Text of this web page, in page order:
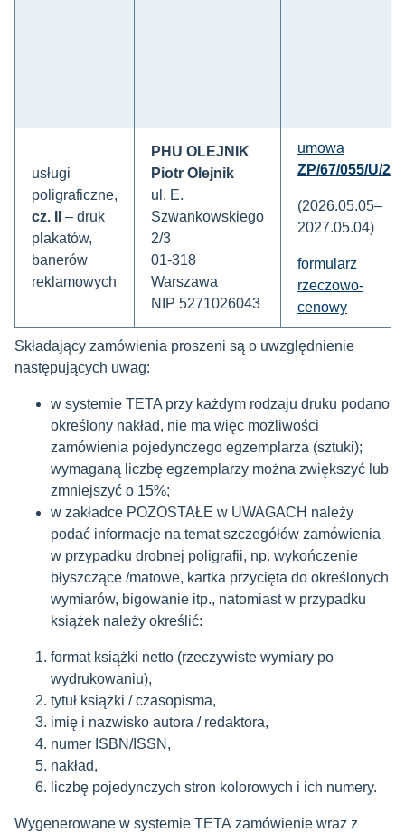
usługi
poligraficzne,
cz. II
– druk
plakatów,
banerów
reklamowych
PHU OLEJNIK
Piotr Olejnik
ul. E.
Szwankowskiego
2/3
01-318
Warszawa
NIP 5271026043
umowa
ZP/67/055/U/26/I
(2026.05.05–
2027.05.04)
formularz
rzeczowo-
cenowy
Składający zamówienia proszeni są o uwzględnienie
następujących uwag:
w systemie TETA przy każdym rodzaju druku podano
określony nakład, nie ma więc możliwości
zamówienia pojedynczego egzemplarza (sztuki);
wymaganą liczbę egzemplarzy można zwiększyć lub
zmniejszyć o 15%;
w zakładce POZOSTAŁE w UWAGACH należy
podać informacje na temat szczegółów zamówienia
w przypadku drobnej poligrafii, np. wykończenie
błyszczące /matowe, kartka przycięta do określonych
wymiarów, bigowanie itp., natomiast w przypadku
książek należy określić:
format książki netto (rzeczywiste wymiary po
wydrukowaniu),
tytuł książki / czasopisma,
imię i nazwisko autora / redaktora,
numer ISBN/ISSN,
nakład,
liczbę pojedynczych stron kolorowych i ich numery.
Wygenerowane w systemie TETA zamówienie wraz z